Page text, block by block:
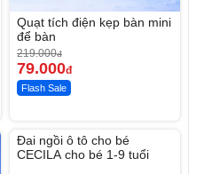
Quạt tích điện kẹp bàn mini
để bàn
219.000đ
79.000đ
Flash Sale
Đai ngồi ô tô cho bé
CECILA cho bé 1-9 tuổi